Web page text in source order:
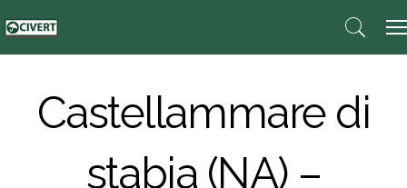
Castellammare di
stabia (NA) –